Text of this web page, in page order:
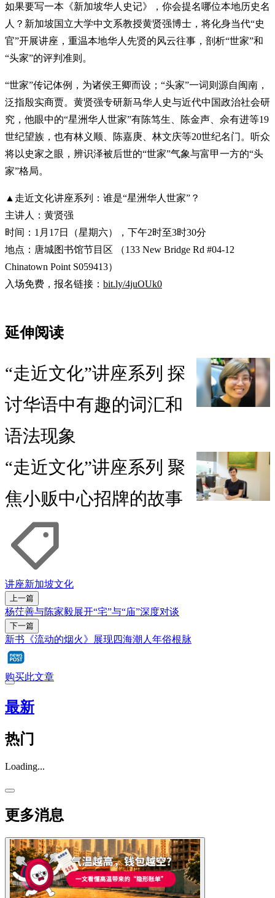
如果要写一本《新加坡华人史记》，你会提名哪位本地历史名
人？新加坡国立大学中文系教授黄贤强博士，将化身当代“史
官”开展讲座，重温本地华人先贤的风云往事，剖析“世家”和
“头家”的评判准则。
“世家”传记体例，为诸侯王卿而设；“头家”一词则源自闽南，
泛指殷实商贾。黄贤强专研新马华人史与近代中国政治社会研
究，他眼中的“星洲华人世家”有陈笃生、陈金声、佘有进等19
世纪望族，也有林义顺、陈嘉庚、林文庆等20世纪名门。听众
将以史家之眼，辨识泽被后世的“世家”气象与富甲一方的“头
家”格局。
▲走近文化讲座系列：谁是“星洲华人世家”？
主讲人：黄贤强
时间：1月17日（星期六），下午2时至3时30分
地点：唐城图书馆节目区 （133 New Bridge Rd #04-12
Chinatown Point S059413）
入场免费，报名链接： bit.ly/4juOUk0
延伸阅读
“走近文化”讲座系列 探
讨华语中有趣的词汇和
语法现象
“走近文化”讲座系列 聚
焦小贩中心招牌的故事
讲座新加坡文化
上一篇
杨茳善与陈家毅展开“宅”与“庙”深度对谈
下一篇
新书《流动的烟火》展现四海潮人年俗根脉
购买此文章
最新
热门
Loading...
更多消息